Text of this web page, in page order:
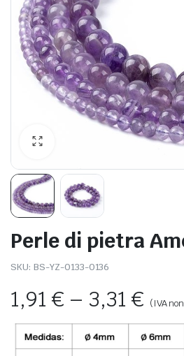
Perle di pietra
SKU: BS-YZ-0133-0136
1,91€ – 3,31€ (IVA